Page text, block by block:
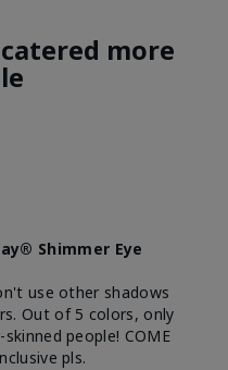
more
Shimmer Eye
use other shadows
Out of 5 colors, only
people! COME
pls.